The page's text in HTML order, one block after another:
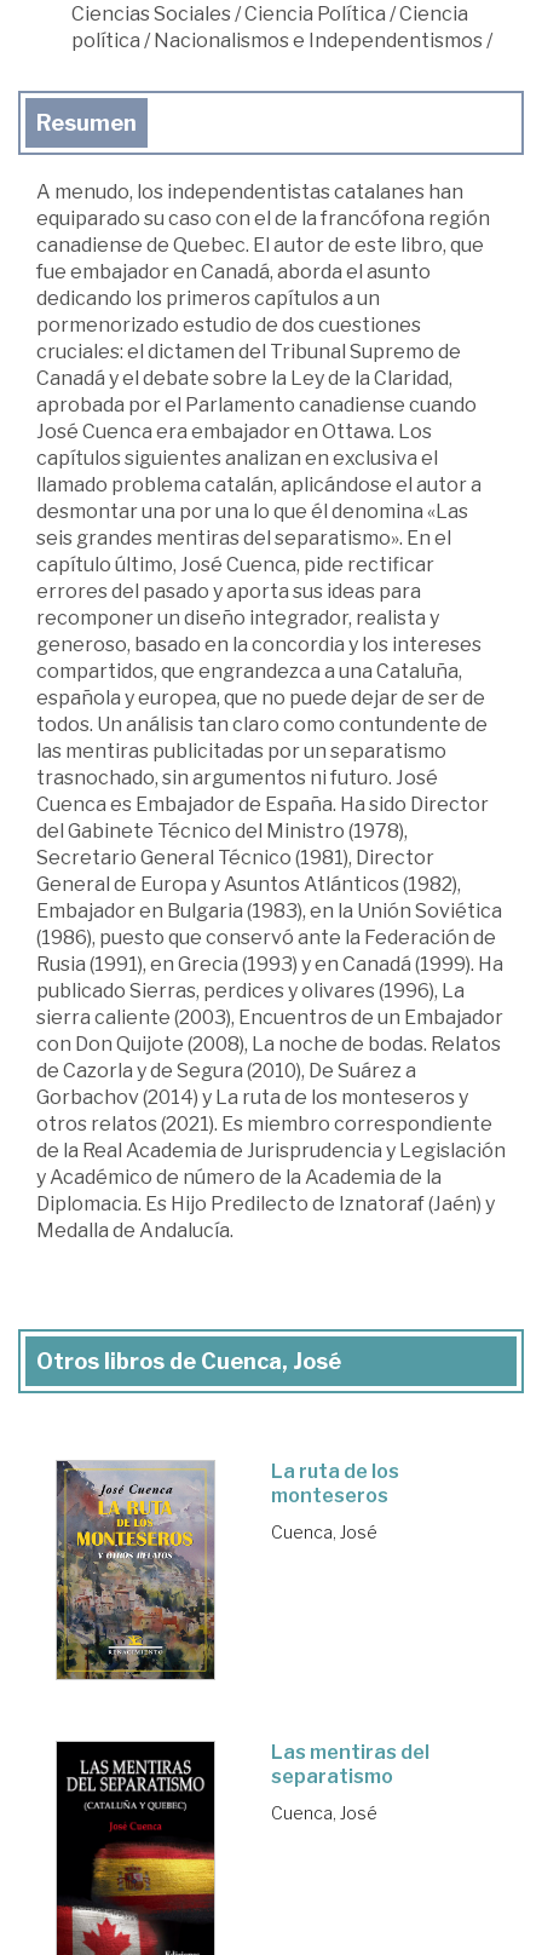
Ciencias Sociales /Ciencia Política /Ciencia
política /Nacionalismos e Independentismos /
Resumen
A menudo, los independentistas catalanes han
equiparado su caso con el de la francófona región
canadiense de Quebec. El autor de este libro, que
fue embajador en Canadá, aborda el asunto
dedicando los primeros capítulos a un
pormenorizado estudio de dos cuestiones
cruciales: el dictamen del Tribunal Supremo de
Canadá y el debate sobre la Ley de la Claridad,
aprobada por el Parlamento canadiense cuando
José Cuenca era embajador en Ottawa. Los
capítulos siguientes analizan en exclusiva el
llamado problema catalán, aplicándose el autor a
desmontar una por una lo que él denomina «Las
seis grandes mentiras del separatismo». En el
capítulo último, José Cuenca, pide rectificar
errores del pasado y aporta sus ideas para
recomponer un diseño integrador, realista y
generoso, basado en la concordia y los intereses
compartidos, que engrandezca a una Cataluña,
española y europea, que no puede dejar de ser de
todos. Un análisis tan claro como contundente de
las mentiras publicitadas por un separatismo
trasnochado, sin argumentos ni futuro. José
Cuenca es Embajador de España. Ha sido Director
del Gabinete Técnico del Ministro (1978),
Secretario General Técnico (1981), Director
General de Europa y Asuntos Atlánticos (1982),
Embajador en Bulgaria (1983), en la Unión Soviética
(1986), puesto que conservó ante la Federación de
Rusia (1991), en Grecia (1993) y en Canadá (1999). Ha
publicado Sierras, perdices y olivares (1996), La
sierra caliente (2003), Encuentros de un Embajador
con Don Quijote (2008), La noche de bodas. Relatos
de Cazorla y de Segura (2010), De Suárez a
Gorbachov (2014) y La ruta de los monteseros y
otros relatos (2021). Es miembro correspondiente
de la Real Academia de Jurisprudencia y Legislación
y Académico de número de la Academia de la
Diplomacia. Es Hijo Predilecto de Iznatoraf (Jaén) y
Medalla de Andalucía.
Otros libros de Cuenca, José
La ruta de los
monteseros
Cuenca, José
Las mentiras del
separatismo
Cuenca, José